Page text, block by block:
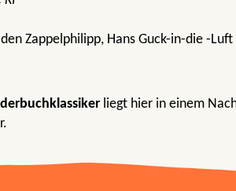
Zappelphilipp, Hans Guck-in-die -
liegt hier in einem